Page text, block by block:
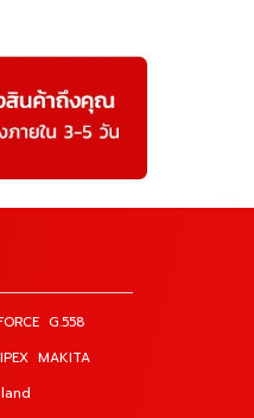
G.558
MAKITA